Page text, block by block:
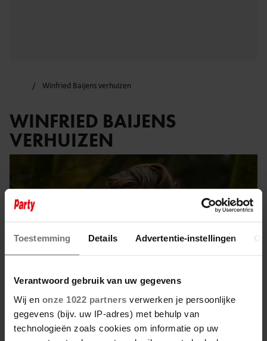
Toestemming Details Advertentie-instellingen
Verantwoord gebruik van uw gegevens
Wij en onze 1022 partners verwerken je persoonlijke
gegevens (bijv. uw IP-adres) met behulp van
technologieën zoals cookies om informatie op uw
Winfried Baijens verhuizen
WINFRIED BAIJENS
VERHUIZEN